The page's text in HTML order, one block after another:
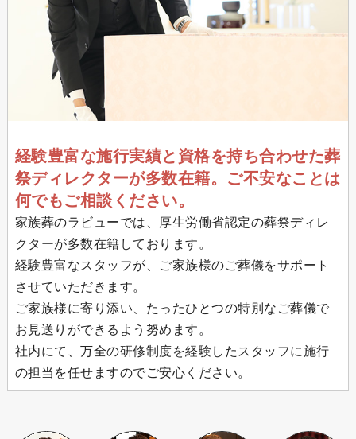
経験豊富な施行実績と資格を持ち合わせた葬
祭ディレクターが多数在籍。ご不安なことは
何でもご相談ください。
家族葬のラビューでは、厚生労働省認定の葬祭ディレ
クターが多数在籍しております。
経験豊富なスタッフが、ご家族様のご葬儀をサポート
させていただきます。
ご家族様に寄り添い、たったひとつの特別なご葬儀で
お見送りができるよう努めます。
社内にて、万全の研修制度を経験したスタッフに施行
の担当を任せますのでご安心ください。